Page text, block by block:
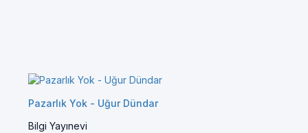
Pazarlık Yok - Uğur Dündar
Bilgi Yayınevi